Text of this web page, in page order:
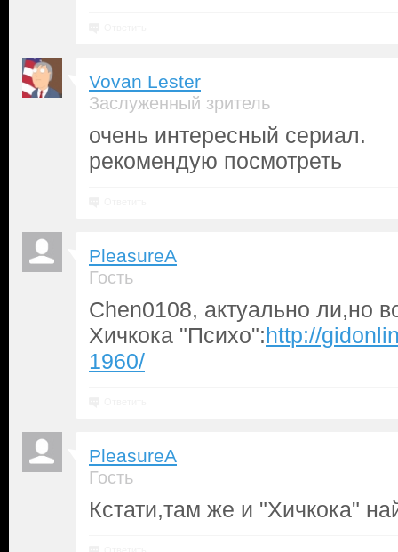
Vovan Lester
Заслуженный зритель
очень интересный сериал.
рекомендую посмотреть
PleasureA
Гость
Chen0108, актуально ли,но
Хичкока "Психо":http://
1960/
PleasureA
Гость
Кстати,там же и "Хичкока"